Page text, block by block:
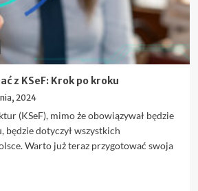
z KSeF: Krok po kroku
2024
(KSeF), mimo że obowiązywał będzie
dotyczył wszystkich
Warto już teraz przygotować swoja